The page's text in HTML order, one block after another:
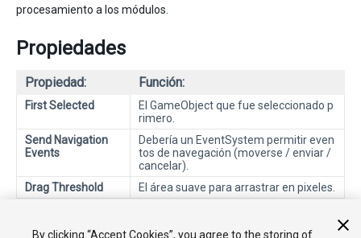
procesamiento a los módulos.
Propiedades
Propiedad: Función:
First Selected
El GameObject que fue seleccionado p
rimero.
Send Navigation
Events
Debería un EventSystem permitir even
tos de navegación (moverse / enviar /
cancelar).
Drag Threshold
El área suave para arrastrar en pixeles.
By clicking “Accept Cookies”, you agree to the storing of